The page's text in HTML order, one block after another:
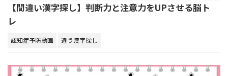
【間違い漢字探し】判断力と注意力をUPさせる脳ト
レ
認知症予防動画 違う漢字探し